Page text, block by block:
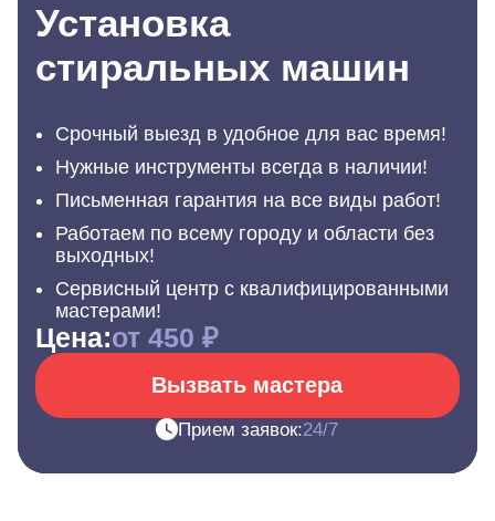
Установка
стиральных машин
Срочный выезд в удобное для вас время!
Нужные инструменты всегда в наличии!
Письменная гарантия на все виды работ!
Работаем по всему городу и области без
выходных!
Сервисный центр с квалифицированными
мастерами!
Цена:от 450 ₽
Вызвать мастера
Прием заявок:24/7